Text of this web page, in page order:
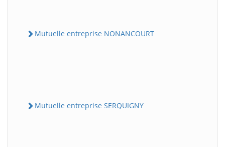
Mutuelle entreprise NONANCOURT
Mutuelle entreprise SERQUIGNY